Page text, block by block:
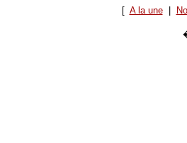
[ A la une|